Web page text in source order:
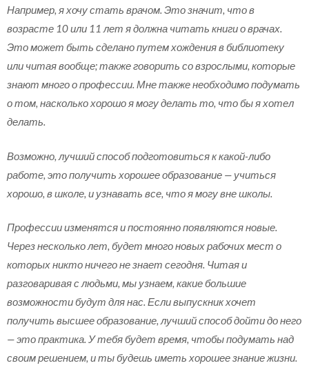
Например, я хочу стать врачом. Это значит, что в
возрасте 10 или 11 лет я должна читать книги о врачах.
Это может быть сделано путем хождения в библиотеку
или читая вообще; также говорить со взрослыми, которые
знают много о профессии. Мне также необходимо подумать
о том, насколько хорошо я могу делать то, что бы я хотел
делать.
Возможно, лучший способ подготовиться к какой-либо
работе, это получить хорошее образование — учиться
хорошо, в школе, и узнавать все, что я могу вне школы.
Профессии изменятся и постоянно появляются новые.
Через несколько лет, будет много новых рабочих мест о
которых никто ничего не знает сегодня. Читая и
разговаривая с людьми, мы узнаем, какие большие
возможности будут для нас. Если выпускник хочет
получить высшее образование, лучший способ дойти до него
— это практика. У тебя будет время, чтобы подумать над
своим решением, и ты будешь иметь хорошее знание жизни.